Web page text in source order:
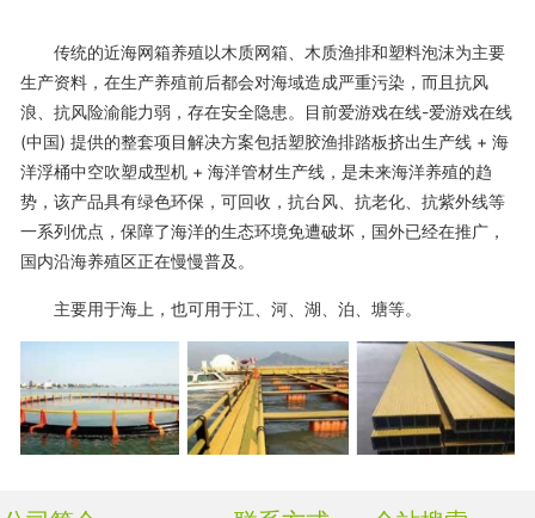
传统的近海网箱养殖以木质网箱、木质渔排和塑料泡沫为主要
生产资料，在生产养殖前后都会对海域造成严重污染，而且抗风
浪、抗风险渝能力弱，存在安全隐患。目前爱游戏在线-爱游戏在线
(中国) 提供的整套项目解决方案包括塑胶渔排踏板挤出生产线 + 海
洋浮桶中空吹塑成型机 + 海洋管材生产线，是未来海洋养殖的趋
势，该产品具有绿色环保，可回收，抗台风、抗老化、抗紫外线等
一系列优点，保障了海洋的生态环境免遭破坏，国外已经在推广，
国内沿海养殖区正在慢慢普及。
主要用于海上，也可用于江、河、湖、泊、塘等。